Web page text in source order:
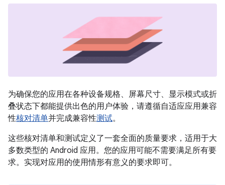
为确保您的应用在各种设备规格、屏幕尺寸、显示模式或折
叠状态下都能提供出色的用户体验，请遵循自适应应用兼容
性核对清单并完成兼容性测试。
这些核对清单和测试定义了一套全面的质量要求，适用于大
多数类型的 Android 应用。您的应用可能不需要满足所有要
求。实现对应用的使用情形有意义的要求即可。